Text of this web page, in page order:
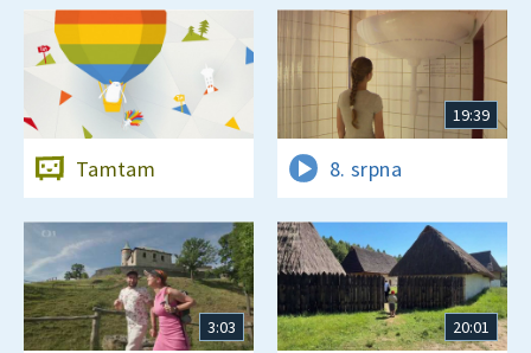
Tamtam
19:39
8. srpna
3:03 20:01